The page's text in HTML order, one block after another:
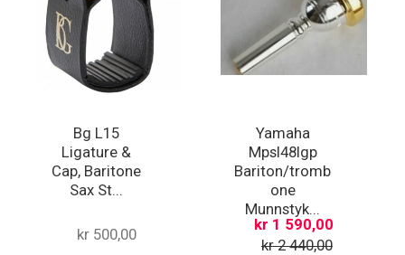
Bg L15
Ligature &
Cap, Baritone
Sax St...
kr 500,00
Yamaha
Mpsl48lgp
Bariton/tromb
one
Munnstyk...
kr 1 590,00
kr 2 440,00